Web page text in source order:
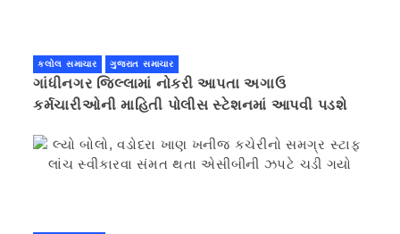
કલોલ સમાચાર ગુજરાત સમાચાર
ગાંધીનગર જિલ્લામાં નોકરી આપતા અગાઉ
કર્મચારીઓની માહિતી પોલીસ સ્ટેશનમાં આપવી પડશે